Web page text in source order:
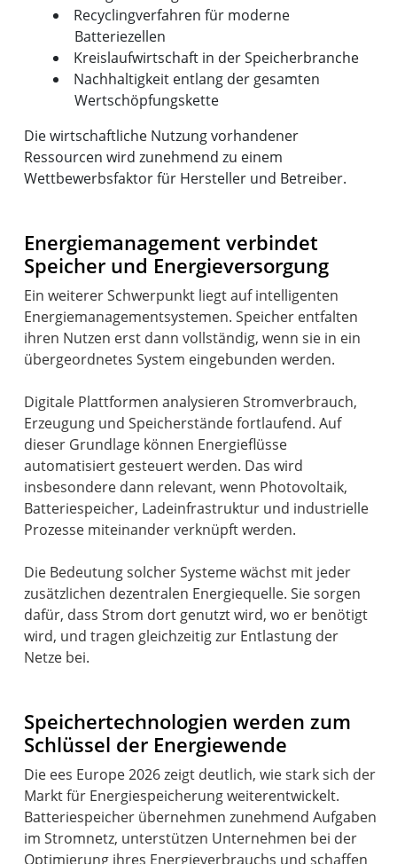
Recyclingverfahren für moderne
Batteriezellen
Kreislaufwirtschaft in der Speicherbranche
Nachhaltigkeit entlang der gesamten
Wertschöpfungskette
Die wirtschaftliche Nutzung vorhandener
Ressourcen wird zunehmend zu einem
Wettbewerbsfaktor für Hersteller und Betreiber.
Energiemanagement verbindet
Speicher und Energieversorgung
Ein weiterer Schwerpunkt liegt auf intelligenten
Energiemanagementsystemen. Speicher entfalten
ihren Nutzen erst dann vollständig, wenn sie in ein
übergeordnetes System eingebunden werden.
Digitale Plattformen analysieren Stromverbrauch,
Erzeugung und Speicherstände fortlaufend. Auf
dieser Grundlage können Energieflüsse
automatisiert gesteuert werden. Das wird
insbesondere dann relevant, wenn Photovoltaik,
Batteriespeicher, Ladeinfrastruktur und industrielle
Prozesse miteinander verknüpft werden.
Die Bedeutung solcher Systeme wächst mit jeder
zusätzlichen dezentralen Energiequelle. Sie sorgen
dafür, dass Strom dort genutzt wird, wo er benötigt
wird, und tragen gleichzeitig zur Entlastung der
Netze bei.
Speichertechnologien werden zum
Schlüssel der Energiewende
Die ees Europe 2026 zeigt deutlich, wie stark sich der
Markt für Energiespeicherung weiterentwickelt.
Batteriespeicher übernehmen zunehmend Aufgaben
im Stromnetz, unterstützen Unternehmen bei der
Optimierung ihres Energieverbrauchs und schaffen